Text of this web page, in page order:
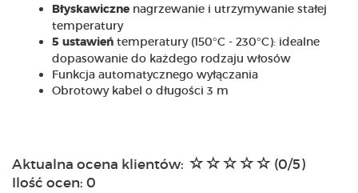
Błyskawiczne nagrzewanie i utrzymywanie stałej
temperatury
5 ustawień temperatury (150°C - 230°C): idealne
dopasowanie do każdego rodzaju włosów
Funkcja automatycznego wyłączania
Obrotowy kabel o długości 3 m
Aktualna ocena klientów:
(0/5)
Ilość ocen: 0